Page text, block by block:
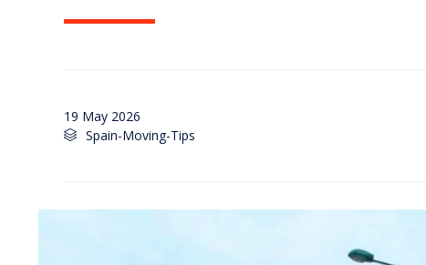
19 May 2026
 Category
Spain-Moving-Tips